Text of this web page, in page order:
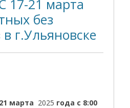
17-21 марта
без
г.Ульяновске
марта 2025 года с 8:00